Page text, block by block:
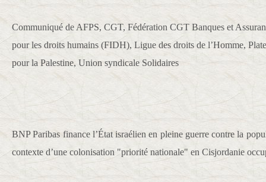
Communiqué de AFPS, CGT, Fédération CGT Banques et
pour les droits humains (FIDH), Ligue des droits de l’Homme,
pour la Palestine, Union syndicale Solidaires
BNP Paribas finance l’État israélien en pleine guerre contre la
contexte d’une colonisation "priorité nationale" en Cisjordanie